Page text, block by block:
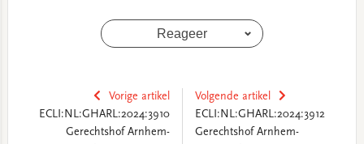
Reageer
Vorige artikel
ECLI:NL:GHARL:2024:3910
Gerechtshof Arnhem-
Volgende artikel
ECLI:NL:GHARL:2024:3912
Gerechtshof Arnhem-